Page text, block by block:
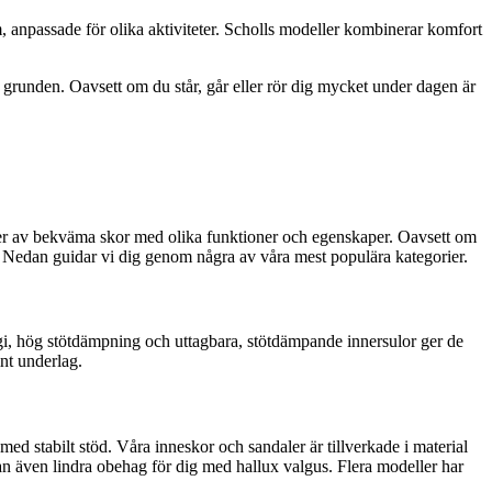
för olika aktiviteter. Scholls modeller kombinerar komfort
Oavsett om du står, går eller rör dig mycket under dagen är
bekväma skor med olika funktioner och egenskaper. Oavsett om
guidar vi dig genom några av våra mest populära kategorier.
stötdämpning och uttagbara, stötdämpande innersulor ger de
underlag.
stabilt stöd. Våra inneskor och sandaler är tillverkade i material
även lindra obehag för dig med hallux valgus. Flera modeller har